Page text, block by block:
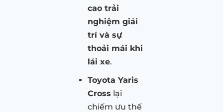
cao trải
nghiệm giải
trí và sự
thoải mái khi
lái xe.
Toyota Yaris
Cross lại
chiếm ưu thế